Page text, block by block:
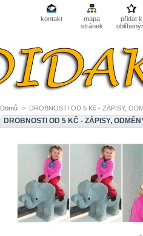
kontakt
mapa
stránek
přidat k
Domů > DROBNOSTI OD 5 Kč - ZÁPISY,
DROBNOSTI OD 5 KČ - ZÁPISY,